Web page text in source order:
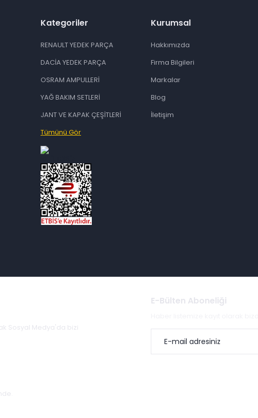
Kategoriler
RENAULT YEDEK PARÇA
DACİA YEDEK PARÇA
OSRAM AMPULLERİ
YAĞ BAKIM SETLERİ
JANT VE KAPAK ÇEŞİTLERİ
Tümünü Gör
Kurumsal
Hakkımızda
Firma Bilgileri
Markalar
Blog
İletişim
Sosyal Medya'da bizi
E-Bülten Aboneliği